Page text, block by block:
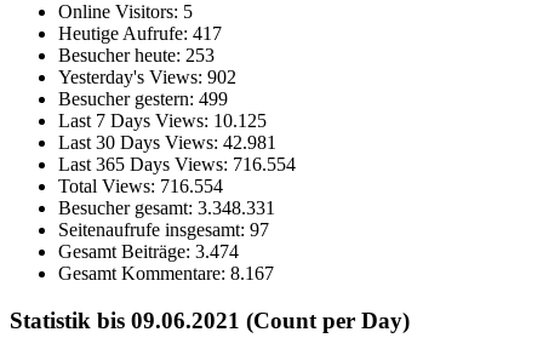
Online Visitors: 5
Heutige Aufrufe: 417
Besucher heute: 253
Yesterday's Views: 902
Besucher gestern: 499
Last 7 Days Views: 10.125
Last 30 Days Views: 42.981
Last 365 Days Views: 716.554
Total Views: 716.554
Besucher gesamt: 3.348.331
Seitenaufrufe insgesamt: 97
Gesamt Beiträge: 3.474
Gesamt Kommentare: 8.167
Statistik bis 09.06.2021 (Count per Day)